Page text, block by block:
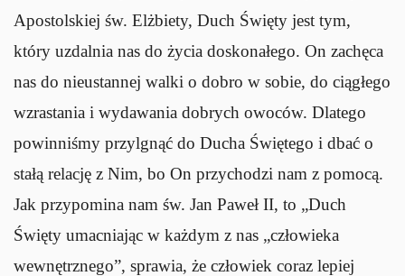
Apostolskiej św. Elżbiety, Duch Święty jest tym,
który uzdalnia nas do życia doskonałego. On zachęca
nas do nieustannej walki o dobro w sobie, do ciągłego
wzrastania i wydawania dobrych owoców. Dlatego
powinniśmy przylgnąć do Ducha Świętego i dbać o
stałą relację z Nim, bo On przychodzi nam z pomocą.
Jak przypomina nam św. Jan Paweł II, to „Duch
Święty umacniając w każdym z nas „człowieka
wewnętrznego”, sprawia, że człowiek coraz lepiej